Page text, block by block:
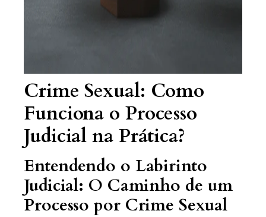
Crime Sexual: Como
Funciona o Processo
Judicial na Prática?
Entendendo o Labirinto
Judicial: O Caminho de um
Processo por Crime Sexual